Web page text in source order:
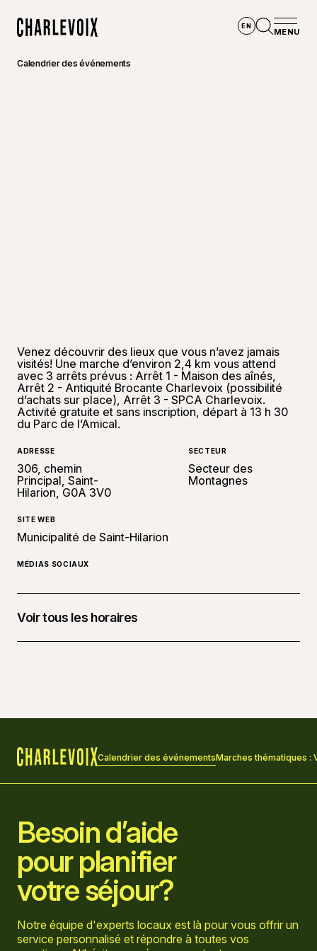
EN
MENU
Calendrier des événements
Venez découvrir des lieux que vous n’avez jamais
visités! Une marche d’environ 2,4 km vous attend
avec 3 arrêts prévus : Arrêt 1 - Maison des aînés,
Arrêt 2 - Antiquité Brocante Charlevoix (possibilité
d’achats sur place), Arrêt 3 - SPCA Charlevoix.
Activité gratuite et sans inscription, départ à 13 h 30
du Parc de l’Amical.
ADRESSE
306, chemin
Principal, Saint-
Hilarion, G0A 3V0
SECTEUR
Secteur des
Montagnes
SITE WEB
Municipalité de Saint-Hilarion
MÉDIAS SOCIAUX
Voir tous les horaires
Calendrier des événementsMarches thématiques :
Besoin d’aide
pour planifier
votre séjour?
Notre équipe d'experts locaux est là pour vous offrir un
service personnalisé et répondre à toutes vos